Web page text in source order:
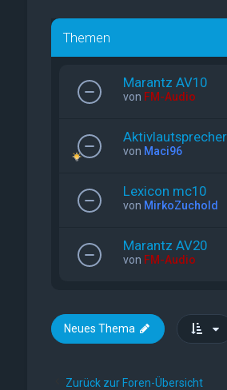
Themen
Marantz AV10
von FM-Audio
von Maci96
Lexicon mc10
von MirkoZuchold
Marantz AV20
von FM-Audio
Neues Thema
Zurück zur Foren-Übersicht